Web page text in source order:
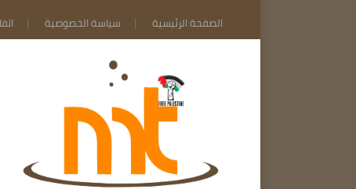
الصفحة الرئيسية سياسة الخصوصية